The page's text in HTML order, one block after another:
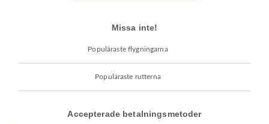
Missa inte!
Populäraste flygningarna
Populäraste rutterna
Accepterade betalningsmetoder